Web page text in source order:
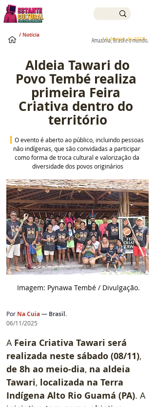
6 de nov. de 2025
Amazônia, Brasil e o mundo.
/ Notícia
Aldeia Tawari do
Povo Tembé realiza
primeira Feira
Criativa dentro do
território
O evento é aberto ao público, incluindo pessoas
não indígenas, que são convidadas a participar
como forma de troca cultural e valorização da
diversidade dos povos originários
Imagem: Pynawa Tembé / Divulgação.
Por Na Cuia — Brasil.
06/11/2025
A Feira Criativa Tawari será
realizada neste sábado (08/11),
de 8h ao meio-dia, na aldeia
Tawari, localizada na Terra
Indígena Alto Rio Guamá (PA). A